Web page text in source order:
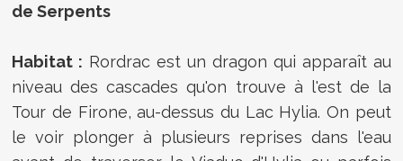
de Serpents
Habitat : Rordrac est un dragon qui apparaît au
niveau des cascades qu'on trouve à l'est de la
Tour de Firone, au-dessus du Lac Hylia. On peut
le voir plonger à plusieurs reprises dans l'eau